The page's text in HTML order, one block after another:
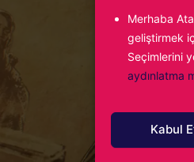
Merhaba
geliştirmek
Seçimlerini
aydınlatma
Kabul